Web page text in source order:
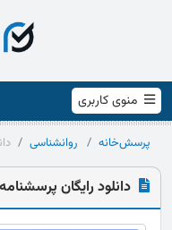
منوی کاربری
پرسش‌خانه روانشناسی
دانلود رایگان